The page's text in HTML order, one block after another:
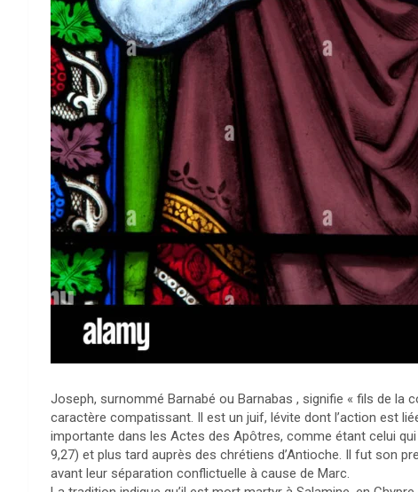
Joseph, surnommé Barnabé ou Barnabas , signifie « fils de
caractère compatissant. Il est un juif, lévite dont l’action est
importante dans les Actes des Apôtres, comme étant celui
9,27) et plus tard auprès des chrétiens d’Antioche. Il fut son
avant leur séparation conflictuelle à cause de Marc.